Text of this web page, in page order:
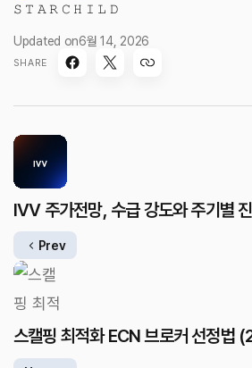
𝚂 𝚃 𝙰 𝚁 𝙲 𝙷 𝙸 𝙻 𝙳
Updated on6월 14, 2026
SHARE
IVV 주가전망, 수급 강도와 주기별
Prev
스캘핑 최적화 ECN 브로커 선정법